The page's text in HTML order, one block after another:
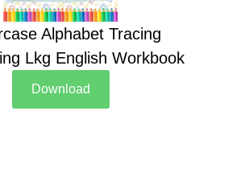
Alphabet Tracing
Lkg English Workbook
Download